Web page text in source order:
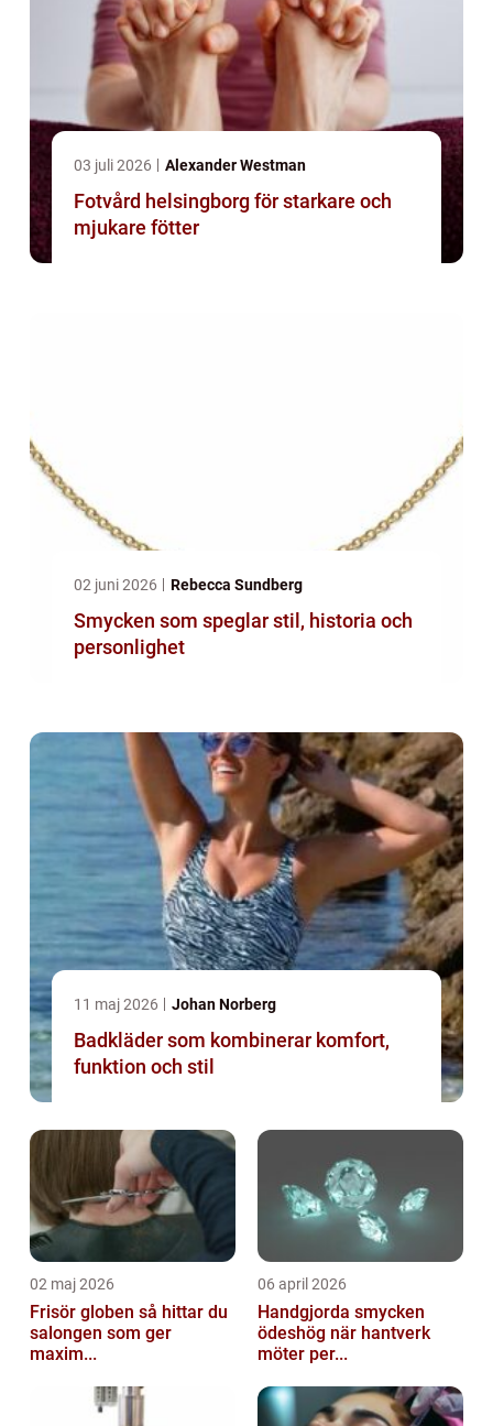
03 juli 2026 Alexander Westman
Fotvård helsingborg för starkare och
mjukare fötter
02 juni 2026 Rebecca Sundberg
Smycken som speglar stil, historia och
personlighet
11 maj 2026 Johan Norberg
Badkläder som kombinerar komfort,
funktion och stil
02 maj 2026
Frisör globen så hittar du
salongen som ger
maxim...
06 april 2026
Handgjorda smycken
ödeshög när hantverk
möter per...